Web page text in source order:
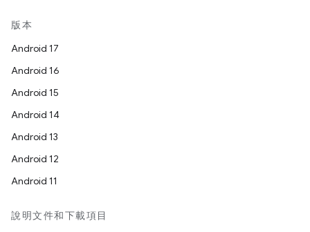
版本
Android 17
Android 16
Android 15
Android 14
Android 13
Android 12
Android 11
說明文件和下載項目